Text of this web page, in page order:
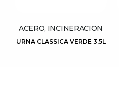
ACERO, INCINERACION
URNA CLASSICA VERDE 3,5L